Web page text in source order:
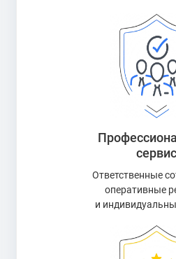
сервис
Ответственные
оперативные
и